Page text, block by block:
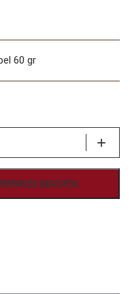
60 gr
+